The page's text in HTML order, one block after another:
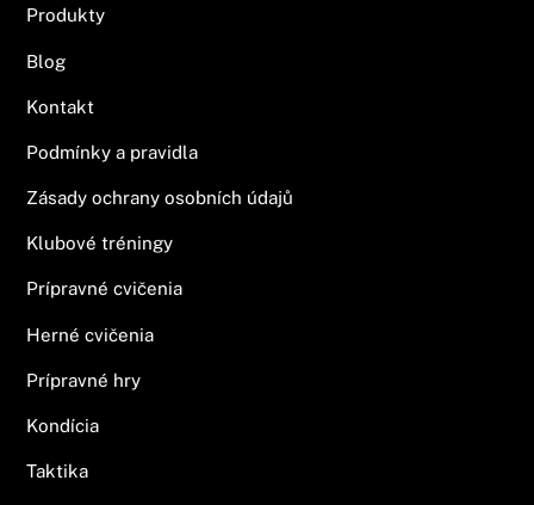
Produkty
Blog
Kontakt
Podmínky a pravidla
Zásady ochrany osobních údajů
Klubové tréningy
Prípravné cvičenia
Herné cvičenia
Prípravné hry
Kondícia
Taktika